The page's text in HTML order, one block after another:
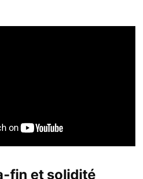
fin et solidité